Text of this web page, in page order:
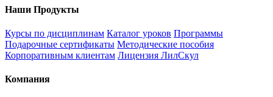
Наши Продукты
Курсы по дисциплинам Каталог уроков Программы
Подарочные сертификаты Методические пособия
Корпоративным клиентам Лицензия ЛилСкул
Компания